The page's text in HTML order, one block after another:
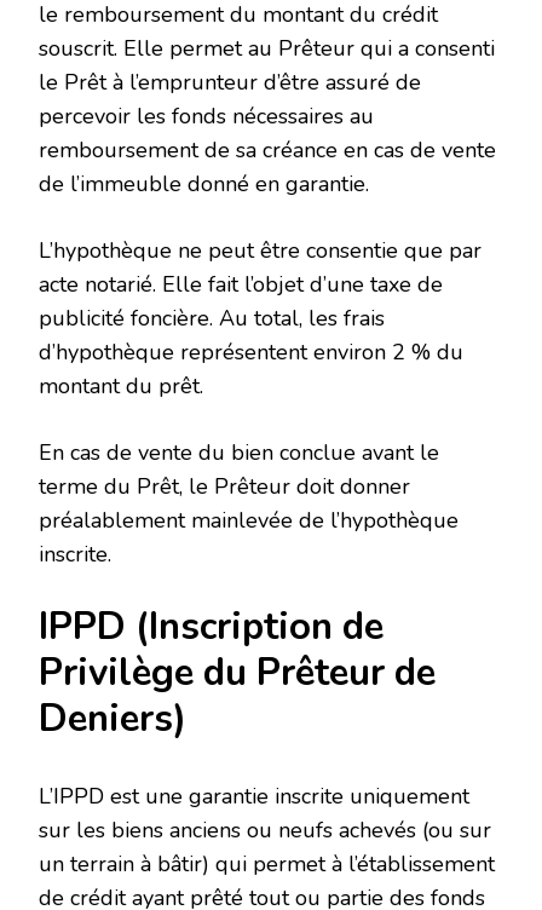
le remboursement du montant du crédit
souscrit. Elle permet au Prêteur qui a consenti
le Prêt à l’emprunteur d’être assuré de
percevoir les fonds nécessaires au
remboursement de sa créance en cas de vente
de l’immeuble donné en garantie.
L’hypothèque ne peut être consentie que par
acte notarié. Elle fait l’objet d’une taxe de
publicité foncière. Au total, les frais
d’hypothèque représentent environ 2 % du
montant du prêt.
En cas de vente du bien conclue avant le
terme du Prêt, le Prêteur doit donner
préalablement mainlevée de l’hypothèque
inscrite.
IPPD (Inscription de
Privilège du Prêteur de
Deniers)
L’IPPD est une garantie inscrite uniquement
sur les biens anciens ou neufs achevés (ou sur
un terrain à bâtir) qui permet à l’établissement
de crédit ayant prêté tout ou partie des fonds